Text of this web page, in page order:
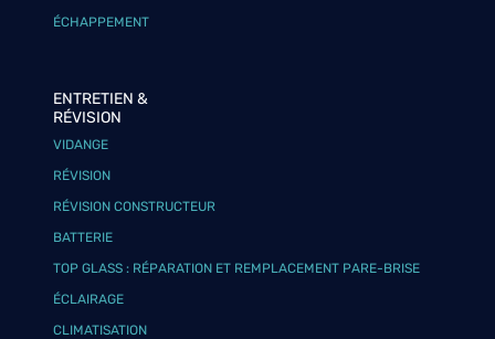
ÉCHAPPEMENT
ENTRETIEN &
RÉVISION
VIDANGE
RÉVISION
RÉVISION CONSTRUCTEUR
BATTERIE
TOP GLASS : RÉPARATION ET REMPLACEMENT PARE-BRISE
ÉCLAIRAGE
CLIMATISATION